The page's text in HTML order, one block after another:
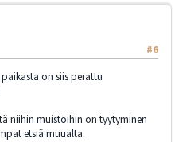
#6
on siis perattu
niihin muistoihin on tyytyminen
etsiä muualta.